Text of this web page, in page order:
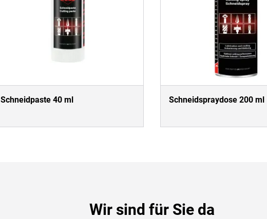
Schneidpaste 40 ml Schneidspraydose 200 ml
Wir sind für Sie da